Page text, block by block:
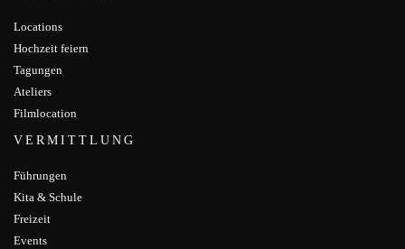
Locations
Hochzeit feiern
Tagungen
Ateliers
Filmlocation
VERMITTLUNG
Führungen
Kita & Schule
Freizeit
Events